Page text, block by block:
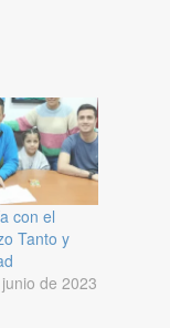
con el
Tanto y
de 2023